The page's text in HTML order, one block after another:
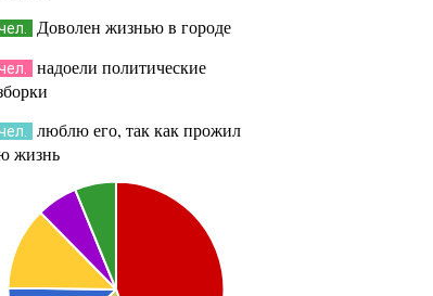
Доволен жизнью в городе
надоели политические
люблю его, так как прожил
жизнь